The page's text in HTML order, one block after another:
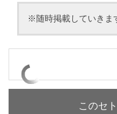
※随時掲載していきま
このセ